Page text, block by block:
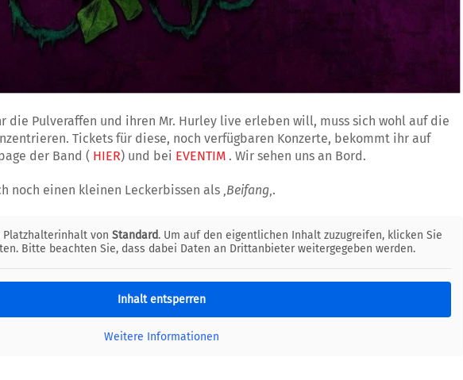
die Pulveraffen und ihren Mr. Hurley live erleben will, muss sich wohl auf die
Tickets für diese, noch verfügbaren Konzerte, bekommt ihr auf
der Band ( HIER) und bei EVENTIM . Wir sehen uns an Bord.
noch einen kleinen Leckerbissen als ‚Beifang‚.
Platzhalterinhalt vonStandard. Um auf den eigentlichen Inhalt zuzugreifen, klicken Sie
Bitte beachten Sie, dass dabei Daten an Drittanbieter weitergegeben werden.
Inhalt entsperren
Weitere Informationen